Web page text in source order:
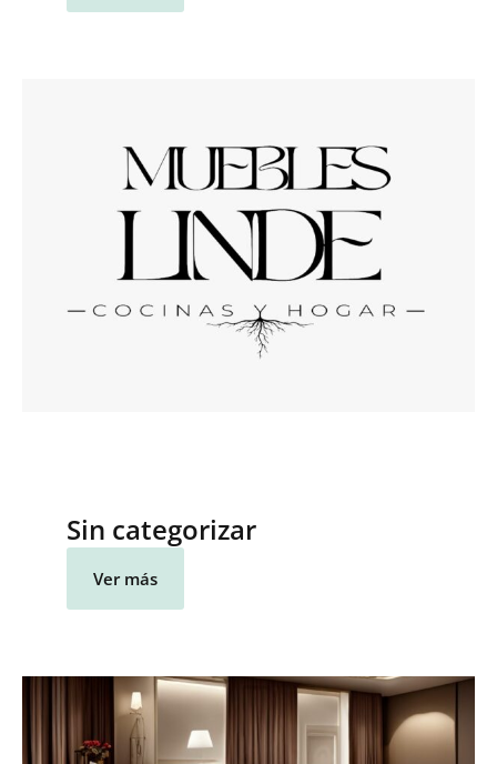
Sin categorizar
Ver más